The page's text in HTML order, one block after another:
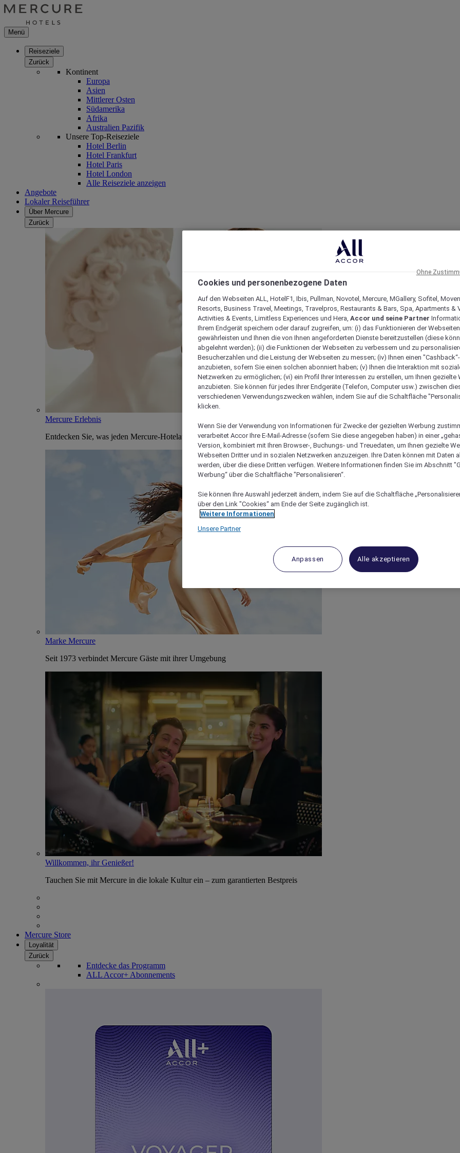
Menü
Reiseziele
Zurück
Kontinent
Europa
Asien
Mittlerer Osten
Südamerika
Afrika
Australien Pazifik
Unsere Top-Reiseziele
Hotel Berlin
Hotel Frankfurt
Hotel Paris
Hotel London
Alle Reiseziele anzeigen
Angebote
Lokaler Reiseführer
Über Mercure
Zurück
Mercure Erlebnis
Entdecken Sie, was jeden Mercure-Hotelaufenthalt einzigartig macht
Marke Mercure
Seit 1973 verbindet Mercure Gäste mit ihrer Umgebung
Willkommen, ihr Genießer!
Tauchen Sie mit Mercure in die lokale Kultur ein – zum garantierten Bestpreis
Mercure Store
Loyalität
Zurück
Entdecke das Programm
ALL Accor+ Abonnements
Cookies und personenbezogene Daten
Auf den Webseiten ALL, HotelF1, Ibis, Pullman, Novotel, Mercure, MGallery, Sofitel,
Resorts, Business Travel, Meetings, Travelpros, Restaurants & Bars, Spa, Apartments &
Activities & Events, Limitless Experiences und Hera, Accor und seine Partner
Ihrem Endgerät speichern oder darauf zugreifen, um: (i) das Funktionieren der
gewährleisten und Ihnen die von Ihnen angeforderten Dienste bereitzustellen (diese
abgelehnt werden); (ii) die Funktionen der Webseiten zu verbessern und zu
Besucherzahlen und die Leistung der Webseiten zu messen; (iv) Ihnen einen
anzubieten, sofern Sie einen solchen abonniert haben; (v) Ihnen die Interaktion mit
Netzwerken zu ermöglichen; (vi) ein Profil Ihrer Interessen zu erstellen, um Ihnen gezielte
anzubieten. Sie können für jedes Ihrer Endgeräte (Telefon, Computer usw.) zwischen
verschiedenen Verwendungszwecken wählen, indem Sie auf die Schaltfläche
klicken.
Wenn Sie der Verwendung von Informationen für Zwecke der gezielten Werbung
verarbeitet Accor Ihre E-Mail-Adresse (sofern Sie diese angegeben haben) in einer
Version, kombiniert mit Ihren Browser-, Buchungs- und Treuedaten, um Ihnen gezielte
Webseiten Dritter und in sozialen Netzwerken anzuzeigen. Ihre Daten können mit Daten
werden, über die diese Dritten verfügen. Weitere Informationen finden Sie im Abschnitt
Werbung“ über die Schaltfläche "Personalisieren“.
Sie können Ihre Auswahl jederzeit ändern, indem Sie auf die Schaltfläche
über den Link "Cookies“ am Ende der Seite zugänglich ist.
Weitere Informationen
Unsere Partner
Anpassen Alle akzeptieren
Ohne